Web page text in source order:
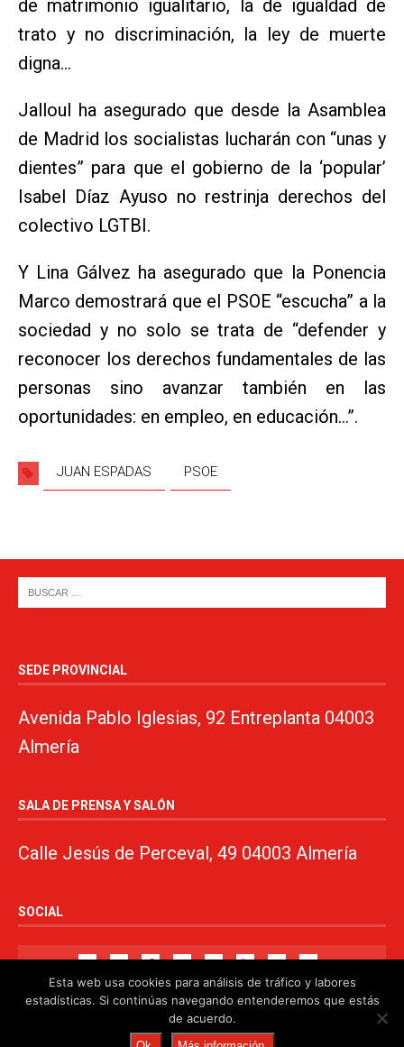
de matrimonio igualitario, la de igualdad de
trato y no discriminación, la ley de muerte
digna…
Jalloul ha asegurado que desde la Asamblea
de Madrid los socialistas lucharán con “unas y
dientes” para que el gobierno de la ‘popular’
Isabel Díaz Ayuso no restrinja derechos del
colectivo LGTBI.
Y Lina Gálvez ha asegurado que la Ponencia
Marco demostrará que el PSOE “escucha” a la
sociedad y no solo se trata de “defender y
reconocer los derechos fundamentales de las
personas sino avanzar también en las
oportunidades: en empleo, en educación…”.
JUAN ESPADAS PSOE
SEDE PROVINCIAL
Avenida Pablo Iglesias, 92 Entreplanta 04003
Almería
SALA DE PRENSA Y SALÓN
Calle Jesús de Perceval, 49 04003 Almería
SOCIAL
© 2024. PSOE de Almería · 950750000 ·www.psoealmeria.com
Esta web usa cookies para análisis de tráfico y labores
estadísticas. Si continúas navegando entenderemos que estás
de acuerdo.